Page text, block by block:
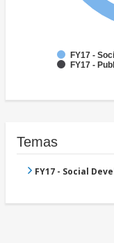
FY17 -
FY17 -
Temas
FY17 - Social